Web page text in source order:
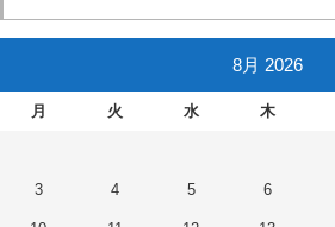
8月 2026
月 火 水 木
3 4 5 6